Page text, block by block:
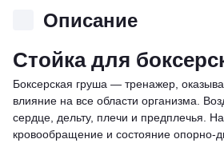
Описание
Стойка для
Боксерская груша — тренажер,
влияние на все области организма.
сердце, дельту, плечи и предплечья.
кровообращение и состояние опорно-